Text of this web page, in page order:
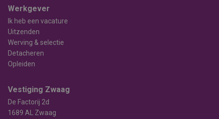
Werkgever
Ik heb een vacature
Uitzenden
Werving & selectie
Detacheren
Opleiden
Vestiging Zwaag
De Factorij 2d
1689 AL Zwaag